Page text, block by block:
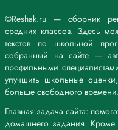
занесено (краткое
(А. Твардовский)
Спутник – человек,
путешествует; попутчик;
совершает вместе с кем-
Вариант ответа 2
Вдоль развороченных
образованных от
©Reshak.ru — сборник
средних классов. Здесь
текстов по школьной
собранный на сайте —
профильными
улучшить школьные
больше свободного времени.
Главная задача сайта:
домашнего задания. Кроме